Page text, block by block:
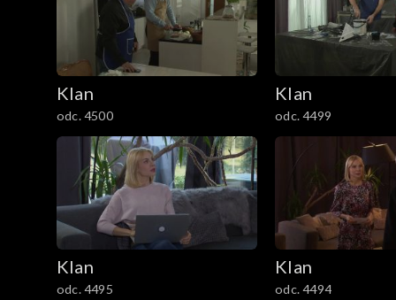
4601–4700
4501–4600
4401–4500
4301–4400
4201–4300
4101–4200
4001–4100
Klan
odc. 4500
Klan
odc. 4499
Klan
odc. 4495
Klan
odc. 4494